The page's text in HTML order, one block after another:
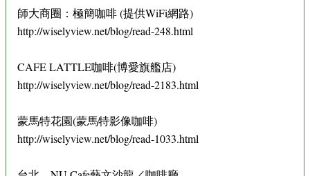
師大商圈：極簡咖啡 (提供WiFi網路)
http://wiselyview.net/blog/read-248.html
CAFE LATTLE咖啡(博愛旗艦店)
http://wiselyview.net/blog/read-2183.html
蒙馬特花園(蒙馬特影像咖啡)
http://wiselyview.net/blog/read-1033.html